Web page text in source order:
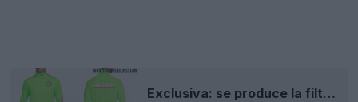
Exclusiva: se produce la filtración de la camiseta de entrenamiento de Nigeria 2026